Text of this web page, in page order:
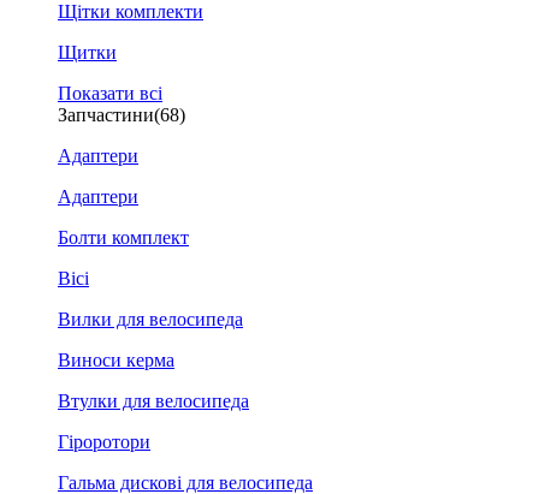
Щітки комплекти
Щитки
Показати всі
Запчастини(68)
Адаптери
Адаптери
Болти комплект
Вісі
Вилки для велосипеда
Виноси керма
Втулки для велосипеда
Гіроротори
Гальма дискові для велосипеда